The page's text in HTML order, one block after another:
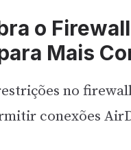
o
Mais
no
conexões